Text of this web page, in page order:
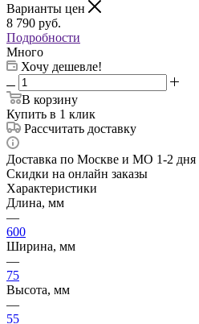
Варианты цен
8 790 руб.
Подробности
Много
Хочу дешевле!
В корзину
Купить в 1 клик
Рассчитать доставку
Доставка по Москве и МО 1-2 дня
Скидки на онлайн заказы
Характеристики
Длина, мм
—
600
Ширина, мм
—
75
Высота, мм
—
55